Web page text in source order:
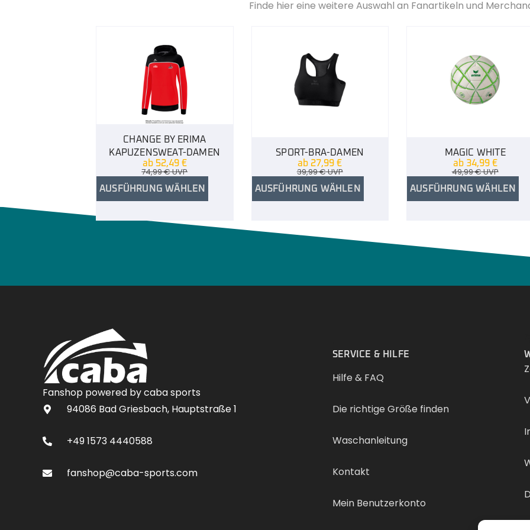
Finde hier eine weitere Auswahl an Fanartikeln und
CHANGE BY ERIMA
KAPUZENSWEAT-DAMEN
ab 52,49 €
74,99€UVP
AUSFÜHRUNG WÄHLEN
SPORT-BRA-DAMEN
ab 27,99€
39,99€UVP
AUSFÜHRUNG WÄHLEN
MAGIC WHITE
ab 34,99 €
49,99€UVP
AUSFÜHRUNG WÄHLEN
Fanshop powered by caba sports
94086 Bad Griesbach, Hauptstraße 1
+49 1573 4440588
fanshop@caba-sports.com
SERVICE & HILFE
Hilfe & FAQ
Die richtige Größe finden
Waschanleitung
Kontakt
Mein Benutzerkonto